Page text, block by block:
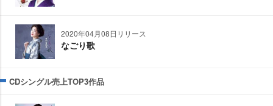
2020年04月08日リリース
なごり歌
CDシングル売上TOP3作品